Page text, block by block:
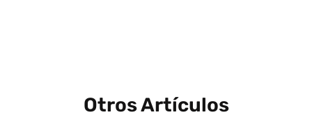
Otros Artículos